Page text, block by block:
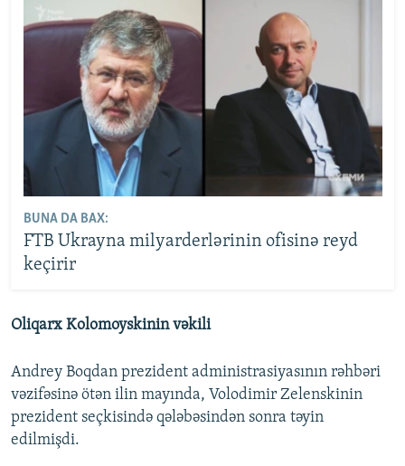
BUNA DA BAX:
FTB Ukrayna milyarderlərinin ofisinə reyd
keçirir
Oliqarx Kolomoyskinin vəkili
Andrey Boqdan prezident administrasiyasının rəhbəri
vəzifəsinə ötən ilin mayında, Volodimir Zelenskinin
prezident seçkisində qələbəsindən sonra təyin
edilmişdi.